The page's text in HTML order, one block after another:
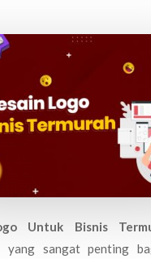
Untuk Bisnis
yang sangat penting